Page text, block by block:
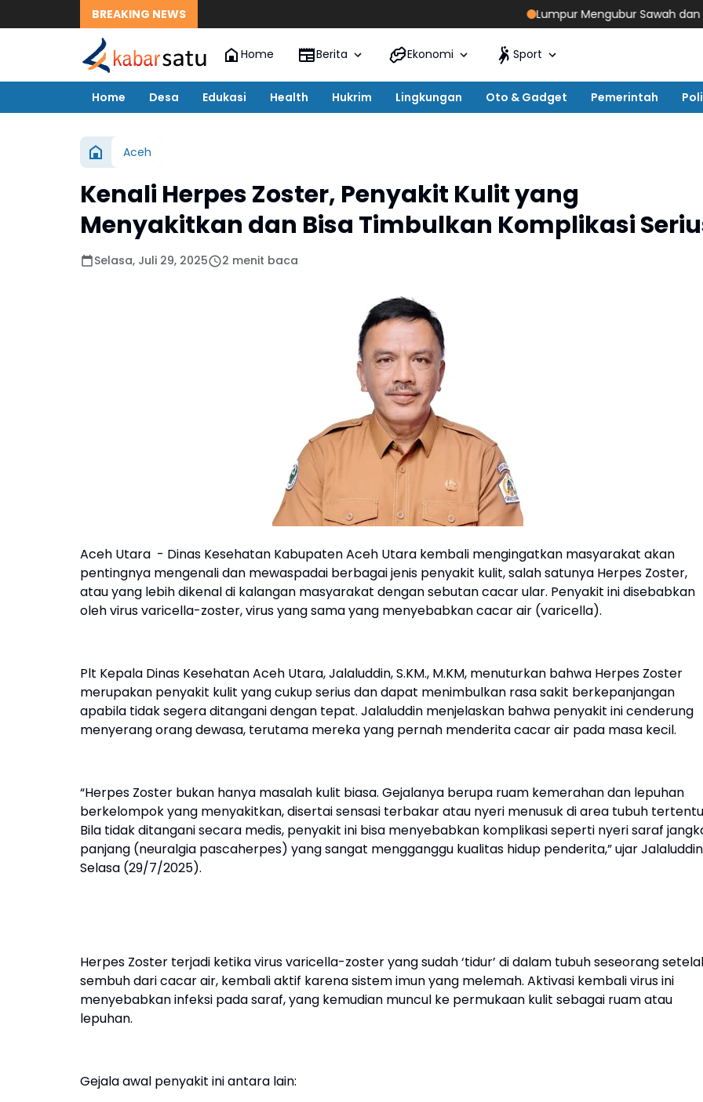
BREAKING NEWS Lumpur Mengubur Sawah dan
Home Berita Ekonomi Sport
Home Desa Edukasi Health Hukrim Lingkungan Oto & Gadget Pemerintah
Aceh
Kenali Herpes Zoster, Penyakit Kulit yang
Menyakitkan dan Bisa Timbulkan Komplikasi
Selasa, Juli 29, 2025 2 menit baca
Aceh Utara - Dinas Kesehatan Kabupaten Aceh Utara kembali mengingatkan masyarakat akan
pentingnya mengenali dan mewaspadai berbagai jenis penyakit kulit, salah satunya Herpes Zoster,
atau yang lebih dikenal di kalangan masyarakat dengan sebutan cacar ular. Penyakit ini disebabkan
oleh virus varicella-zoster, virus yang sama yang menyebabkan cacar air (varicella).
Plt Kepala Dinas Kesehatan Aceh Utara, Jalaluddin, S.KM., M.KM, menuturkan bahwa Herpes Zoster
merupakan penyakit kulit yang cukup serius dan dapat menimbulkan rasa sakit berkepanjangan
apabila tidak segera ditangani dengan tepat. Jalaluddin menjelaskan bahwa penyakit ini cenderung
menyerang orang dewasa, terutama mereka yang pernah menderita cacar air pada masa kecil.
“Herpes Zoster bukan hanya masalah kulit biasa. Gejalanya berupa ruam kemerahan dan lepuhan
berkelompok yang menyakitkan, disertai sensasi terbakar atau nyeri menusuk di area tubuh
Bila tidak ditangani secara medis, penyakit ini bisa menyebabkan komplikasi seperti nyeri saraf
panjang (neuralgia pascaherpes) yang sangat mengganggu kualitas hidup penderita,” ujar
Selasa (29/7/2025).
Herpes Zoster terjadi ketika virus varicella-zoster yang sudah ‘tidur’ di dalam tubuh seseorang
sembuh dari cacar air, kembali aktif karena sistem imun yang melemah. Aktivasi kembali virus ini
menyebabkan infeksi pada saraf, yang kemudian muncul ke permukaan kulit sebagai ruam atau
lepuhan.
Gejala awal penyakit ini antara lain: